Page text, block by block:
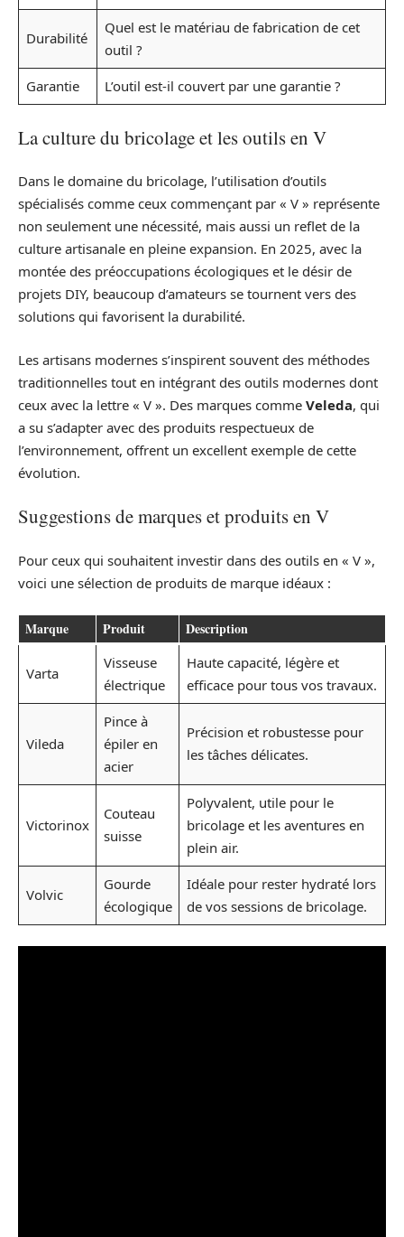
Durabilité
Quel est le matériau de fabrication de cet
outil ?
Garantie
L’outil est-il couvert par une garantie ?
La culture du bricolage et les outils en V
Dans le domaine du bricolage, l’utilisation d’outils
spécialisés comme ceux commençant par « V » représente
non seulement une nécessité, mais aussi un reflet de la
culture artisanale en pleine expansion. En 2025, avec la
montée des préoccupations écologiques et le désir de
projets DIY, beaucoup d’amateurs se tournent vers des
solutions qui favorisent la durabilité.
Les artisans modernes s’inspirent souvent des méthodes
traditionnelles tout en intégrant des outils modernes dont
ceux avec la lettre « V ». Des marques comme Veleda, qui
a su s’adapter avec des produits respectueux de
l’environnement, offrent un excellent exemple de cette
évolution.
Suggestions de marques et produits en V
Pour ceux qui souhaitent investir dans des outils en « V »,
voici une sélection de produits de marque idéaux :
Marque Produit Description
Varta
Visseuse
électrique
Haute capacité, légère et
efficace pour tous vos travaux.
Vileda
Pince à
épiler en
acier
Précision et robustesse pour
les tâches délicates.
Victorinox
Couteau
suisse
Polyvalent, utile pour le
bricolage et les aventures en
plein air.
Volvic
Gourde
écologique
Idéale pour rester hydraté lors
de vos sessions de bricolage.